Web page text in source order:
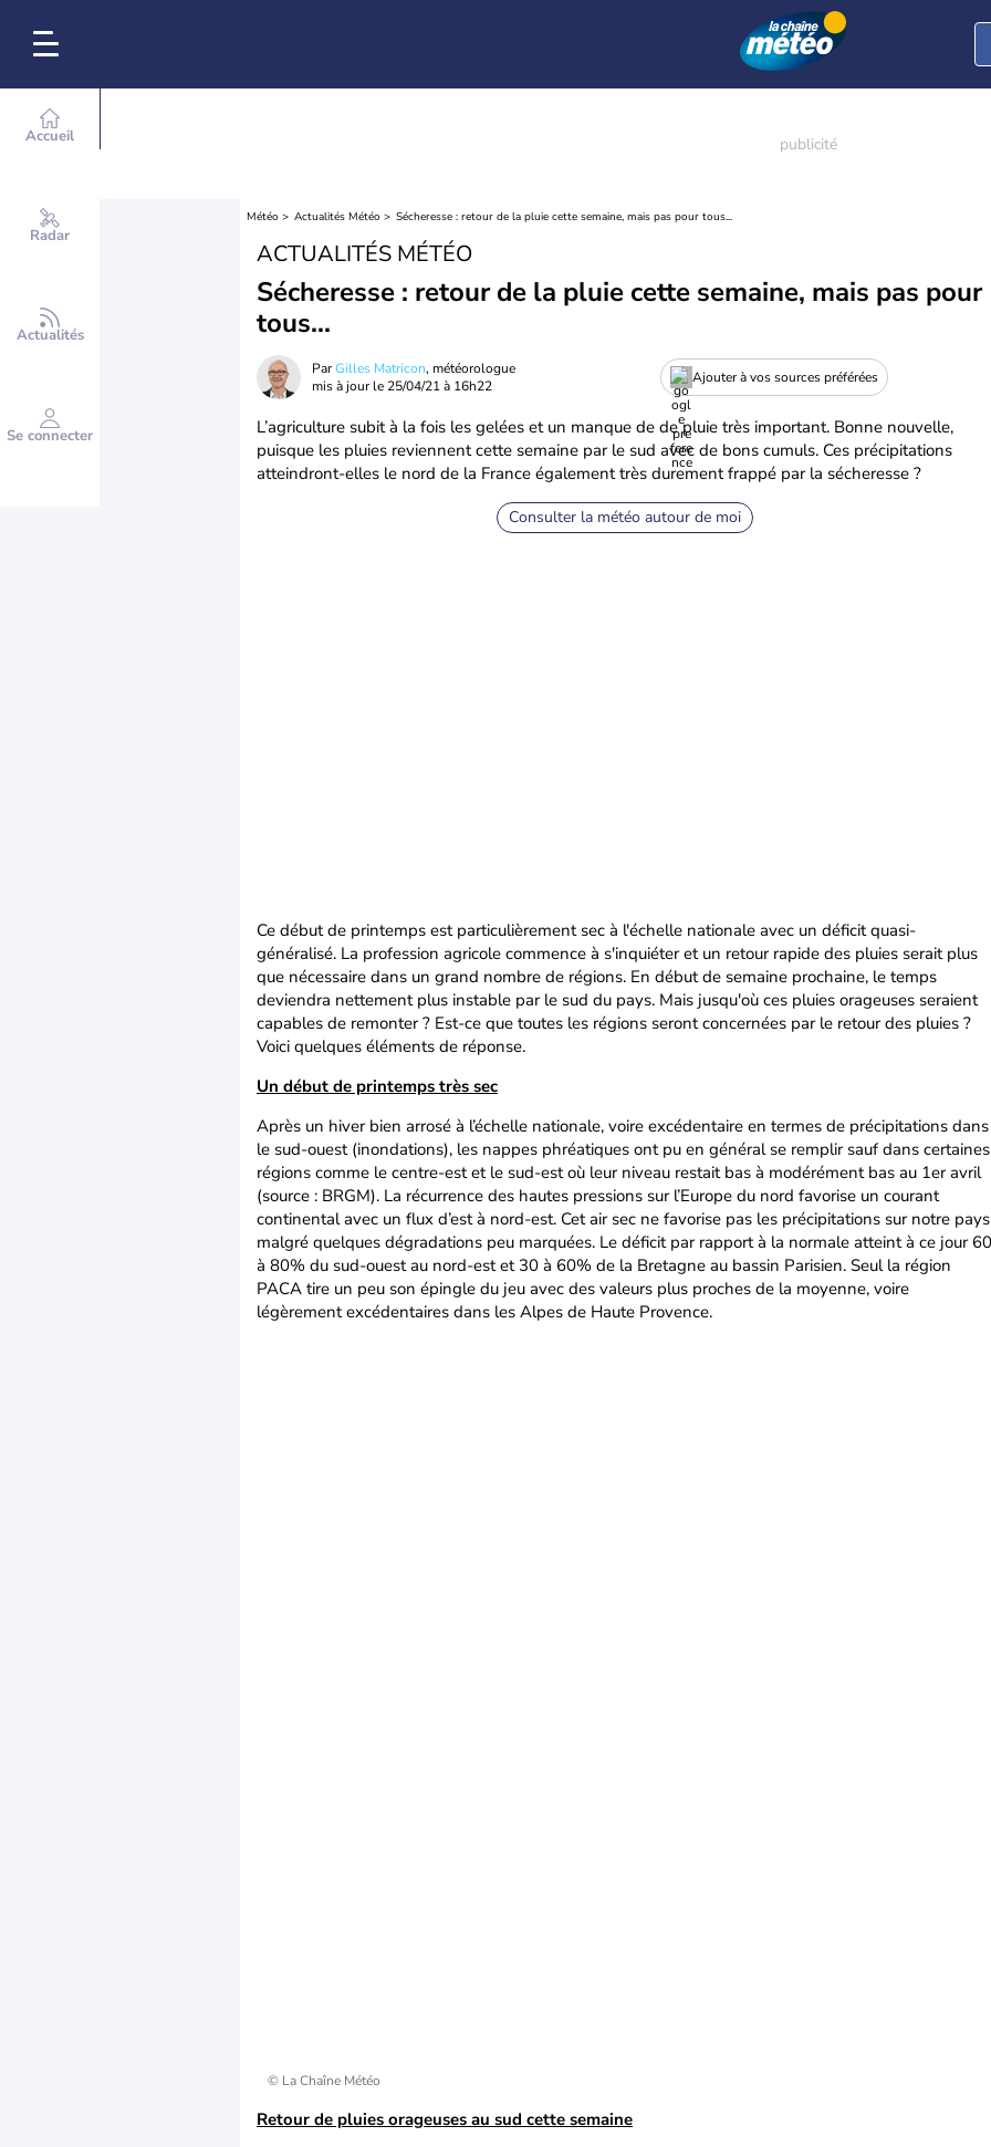
Accueil
Radar
Actualités
Se connecter
Météo Actualités Météo Sécheresse : retour de la pluie cette semaine, mais pas pour tous...
ACTUALITÉS MÉTÉO
Sécheresse : retour de la pluie cette semaine, mais pas pour
tous...
ParGilles Matricon, météorologue
mis à jour le 25/04/21 à 16h22
Ajouter à vos sources préférées
L’agriculture subit à la fois les gelées et un manque de de pluie très important. Bonne nouvelle,
puisque les pluies reviennent cette semaine par le sud avec de bons cumuls. Ces précipitations
atteindront-elles le nord de la France également très durement frappé par la sécheresse ?
Consulter la météo autour de moi
Ce début de printemps est particulièrement sec à l'échelle nationale avec un déficit quasi-
généralisé. La profession agricole commence à s'inquiéter et un retour rapide des pluies serait plus
que nécessaire dans un grand nombre de régions. En début de semaine prochaine, le temps
deviendra nettement plus instable par le sud du pays. Mais jusqu'où ces pluies orageuses seraient
capables de remonter ? Est-ce que toutes les régions seront concernées par le retour des pluies ?
Voici quelques éléments de réponse.
Un début de printemps très sec
Après un hiver bien arrosé à l’échelle nationale, voire excédentaire en termes de précipitations dans
le sud-ouest (inondations), les nappes phréatiques ont pu en général se remplir sauf dans certaines
régions comme le centre-est et le sud-est où leur niveau restait bas à modérément bas au 1er avril
(source : BRGM). La récurrence des hautes pressions sur l’Europe du nord favorise un courant
continental avec un flux d’est à nord-est. Cet air sec ne favorise pas les précipitations sur notre pays
malgré quelques dégradations peu marquées. Le déficit par rapport à la normale atteint à ce jour 60
à 80% du sud-ouest au nord-est et 30 à 60% de la Bretagne au bassin Parisien. Seul la région
PACA tire un peu son épingle du jeu avec des valeurs plus proches de la moyenne, voire
légèrement excédentaires dans les Alpes de Haute Provence.
© La Chaîne Météo
Retour de pluies orageuses au sud cette semaine